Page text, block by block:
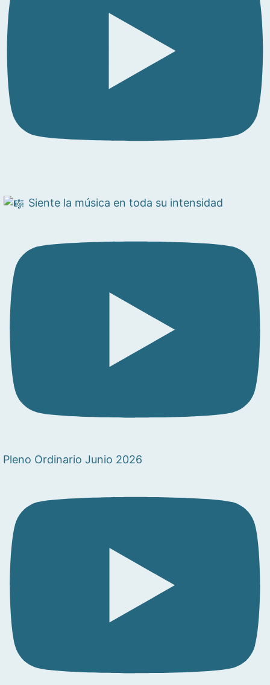
Siente la música en toda su intensidad
Pleno Ordinario Junio 2026